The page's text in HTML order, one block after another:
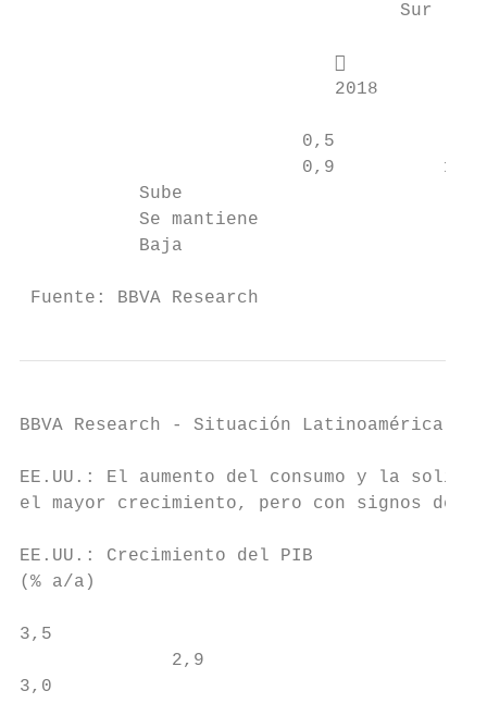
Sur
          
2018
                          0,5
                          0,9          1,8
           Sube
           Se mantiene
           Baja
Fuente: BBVA Research
BBVA Research - Situación Latinoamérica
EE.UU.: El aumento del consumo y la
el mayor crecimiento, pero con signos de
EE.UU.: Crecimiento del PIB
(% a/a)
3,5
2,9
3,0